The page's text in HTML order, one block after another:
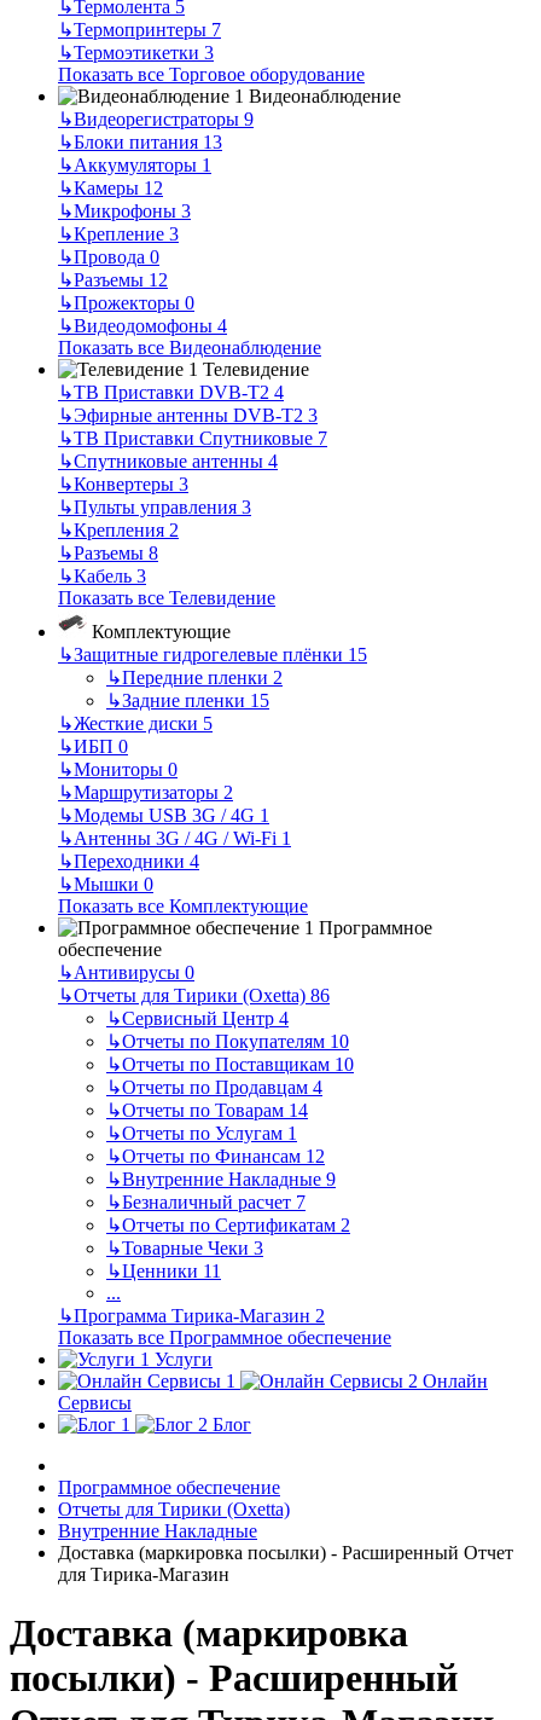
↳Термолента 5
↳Термопринтеры 7
↳Термоэтикетки 3
Показать все Торговое оборудование
Видеонаблюдение
↳Видеорегистраторы 9
↳Блоки питания 13
↳Аккумуляторы 1
↳Камеры 12
↳Микрофоны 3
↳Крепление 3
↳Провода 0
↳Разъемы 12
↳Прожекторы 0
↳Видеодомофоны 4
Показать все Видеонаблюдение
Телевидение
↳ТВ Приставки DVB-T2 4
↳Эфирные антенны DVB-T2 3
↳ТВ Приставки Спутниковые 7
↳Спутниковые антенны 4
↳Конвертеры 3
↳Пульты управления 3
↳Крепления 2
↳Разъемы 8
↳Кабель 3
Показать все Телевидение
Комплектующие
↳Защитные гидрогелевые плёнки 15
↳Передние пленки 2
↳Задние пленки 15
↳Жесткие диски 5
↳ИБП 0
↳Мониторы 0
↳Маршрутизаторы 2
↳Модемы USB 3G / 4G 1
↳Антенны 3G / 4G / Wi-Fi 1
↳Переходники 4
↳Мышки 0
Показать все Комплектующие
Программное
обеспечение
↳Антивирусы 0
↳Отчеты для Тирики (Oxetta) 86
↳Сервисный Центр 4
↳Отчеты по Покупателям 10
↳Отчеты по Поставщикам 10
↳Отчеты по Продавцам 4
↳Отчеты по Товарам 14
↳Отчеты по Услугам 1
↳Отчеты по Финансам 12
↳Внутренние Накладные 9
↳Безналичный расчет 7
↳Отчеты по Сертификатам 2
↳Товарные Чеки 3
↳Ценники 11
...
↳Программа Тирика-Магазин 2
Показать все Программное обеспечение
Услуги
Онлайн
Сервисы
Блог
Программное обеспечение
Отчеты для Тирики (Oxetta)
Внутренние Накладные
Доставка (маркировка посылки) - Расширенный Отчет
для Тирика-Магазин
Доставка (маркировка
посылки) - Расширенный